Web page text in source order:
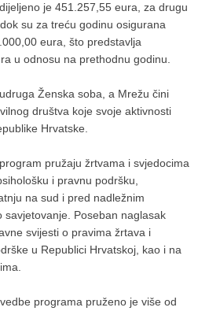
je 451.257,55 eura, za drugu
su za treću godinu osigurana
eura, što predstavlja
u odnosu na prethodnu godinu.
Ženska soba, a Mrežu čini
društva koje svoje aktivnosti
Hrvatske.
pružaju žrtvama i svjedocima
i pravnu podršku,
na sud i pred nadležnim
savjetovanje. Poseban naglasak
svijesti o pravima žrtava i
u Republici Hrvatskoj, kao i na
programa pruženo je više od